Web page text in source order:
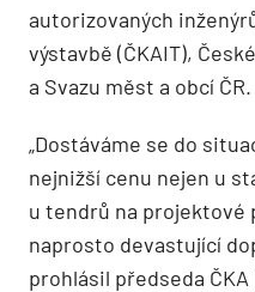
autorizovaných
výstavbě (ČKAIT),
a Svazu měst a obcí ČR.
„Dostáváme se do
nejnižší cenu nejen u
u tendrů na projektové
naprosto devastující
prohlásil předseda